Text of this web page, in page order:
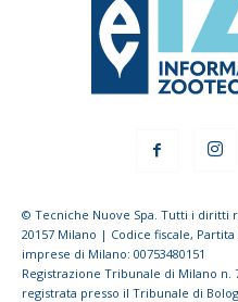
© Tecniche Nuove Spa. Tutti i diritti
20157 Milano | Codice fiscale,
imprese di Milano: 00753480151
Registrazione Tribunale di Milano n.
registrata presso il Tribunale di